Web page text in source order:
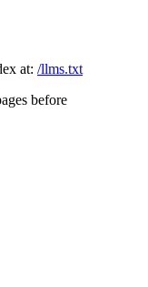
at: /llms.txt
before